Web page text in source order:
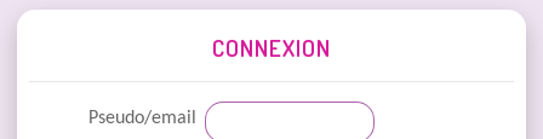
CONNEXION
Pseudo/email